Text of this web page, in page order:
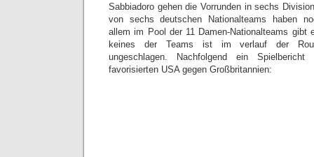
Sabbiadoro gehen die Vorrunden in sechs
von sechs deutschen Nationalteams haben
allem im Pool der 11 Damen-Nationalteams gibt
keines der Teams ist im verlauf der
ungeschlagen. Nachfolgend ein
favorisierten USA gegen Großbritannien: